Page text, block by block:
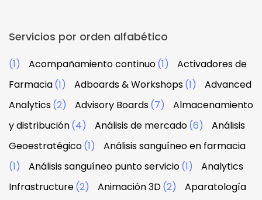
Servicios por orden alfabético
(1) Acompañamiento continuo(1)
Activadores de
Farmacia(1) Adboards & Workshops(1)
Advanced
Analytics(2) Advisory Boards(7)
Almacenamiento
y distribución(4) Análisis de mercado(6)
Análisis
Geoestratégico(1)
Análisis sanguíneo en farmacia
(1)
Análisis sanguíneo punto servicio(1)
Analytics
Infrastructure(2) Animación 3D(2)
Aparatología